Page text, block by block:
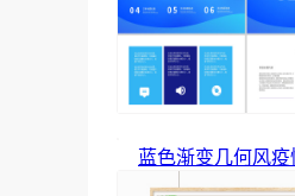
蓝色渐变几何风